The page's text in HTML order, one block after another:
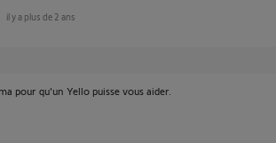
il y a plus de 2 ans
pour qu'un Yello puisse vous aider.